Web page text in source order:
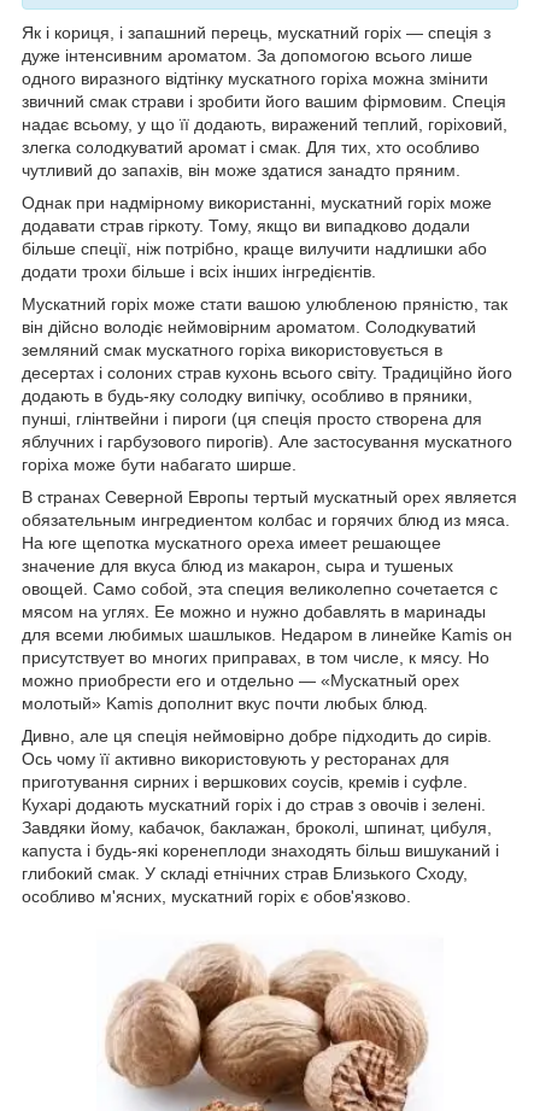
Як і кориця, і запашний перець, мускатний горіх — спеція з
дуже інтенсивним ароматом. За допомогою всього лише
одного виразного відтінку мускатного горіха можна змінити
звичний смак страви і зробити його вашим фірмовим. Спеція
надає всьому, у що її додають, виражений теплий, горіховий,
злегка солодкуватий аромат і смак. Для тих, хто особливо
чутливий до запахів, він може здатися занадто пряним.
Однак при надмірному використанні, мускатний горіх може
додавати страв гіркоту. Тому, якщо ви випадково додали
більше спеції, ніж потрібно, краще вилучити надлишки або
додати трохи більше і всіх інших інгредієнтів.
Мускатний горіх може стати вашою улюбленою пряністю, так
він дійсно володіє неймовірним ароматом. Солодкуватий
земляний смак мускатного горіха використовується в
десертах і солоних страв кухонь всього світу. Традиційно його
додають в будь-яку солодку випічку, особливо в пряники,
пунші, глінтвейни і пироги (ця спеція просто створена для
яблучних і гарбузового пирогів). Але застосування мускатного
горіха може бути набагато ширше.
В странах Северной Европы тертый мускатный орех является
обязательным ингредиентом колбас и горячих блюд из мяса.
На юге щепотка мускатного ореха имеет решающее
значение для вкуса блюд из макарон, сыра и тушеных
овощей. Само собой, эта специя великолепно сочетается с
мясом на углях. Ее можно и нужно добавлять в маринады
для всеми любимых шашлыков. Недаром в линейке Kamis он
присутствует во многих приправах, в том числе, к мясу. Но
можно приобрести его и отдельно — «Мускатный орех
молотый» Kamis дополнит вкус почти любых блюд.
Дивно, але ця спеція неймовірно добре підходить до сирів.
Ось чому її активно використовують у ресторанах для
приготування сирних і вершкових соусів, кремів і суфле.
Кухарі додають мускатний горіх і до страв з овочів і зелені.
Завдяки йому, кабачок, баклажан, броколі, шпинат, цибуля,
капуста і будь-які коренеплоди знаходять більш вишуканий і
глибокий смак. У складі етнічних страв Близького Сходу,
особливо м'ясних, мускатний горіх є обов'язково.